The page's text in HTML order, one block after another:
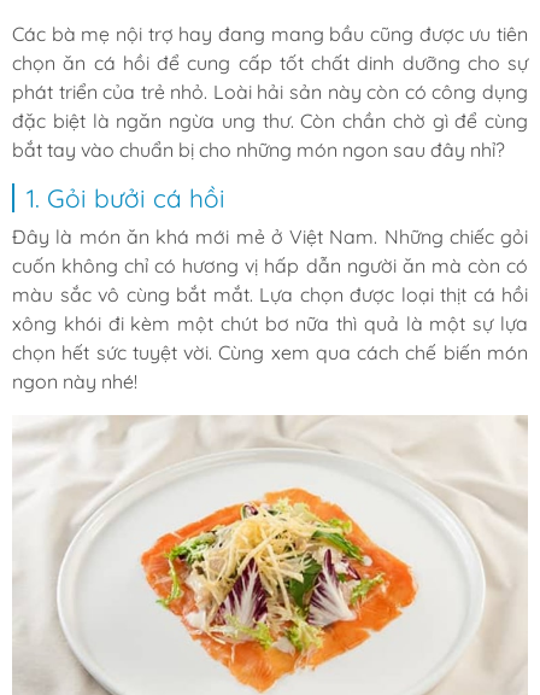
Các bà mẹ nội trợ hay đang mang bầu cũng được ưu tiên
chọn ăn cá hồi để cung cấp tốt chất dinh dưỡng cho sự
phát triển của trẻ nhỏ. Loài hải sản này còn có công dụng
đặc biệt là ngăn ngừa ung thư. Còn chần chờ gì để cùng
bắt tay vào chuẩn bị cho những món ngon sau đây nhỉ?
1. Gỏi bưởi cá hồi
Đây là món ăn khá mới mẻ ở Việt Nam. Những chiếc gỏi
cuốn không chỉ có hương vị hấp dẫn người ăn mà còn có
màu sắc vô cùng bắt mắt. Lựa chọn được loại thịt cá hồi
xông khói đi kèm một chút bơ nữa thì quả là một sự lựa
chọn hết sức tuyệt vời. Cùng xem qua cách chế biến món
ngon này nhé!